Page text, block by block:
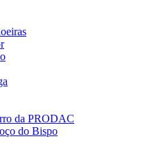
da PRODAC
do Bispo